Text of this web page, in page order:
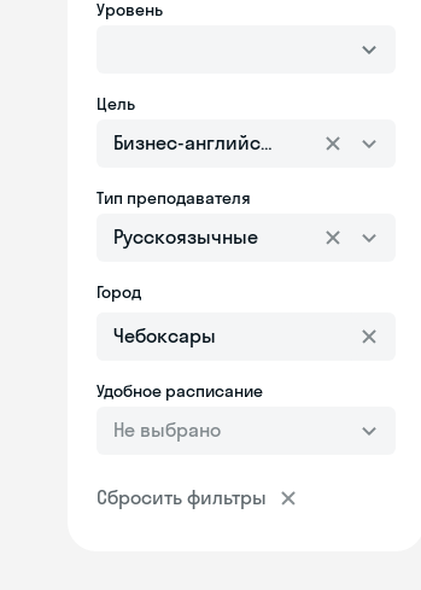
Уровень
Цель
Бизнес-английский
Тип преподавателя
Русскоязычные
Город
Удобное расписание
Не выбрано
Сбросить фильтры